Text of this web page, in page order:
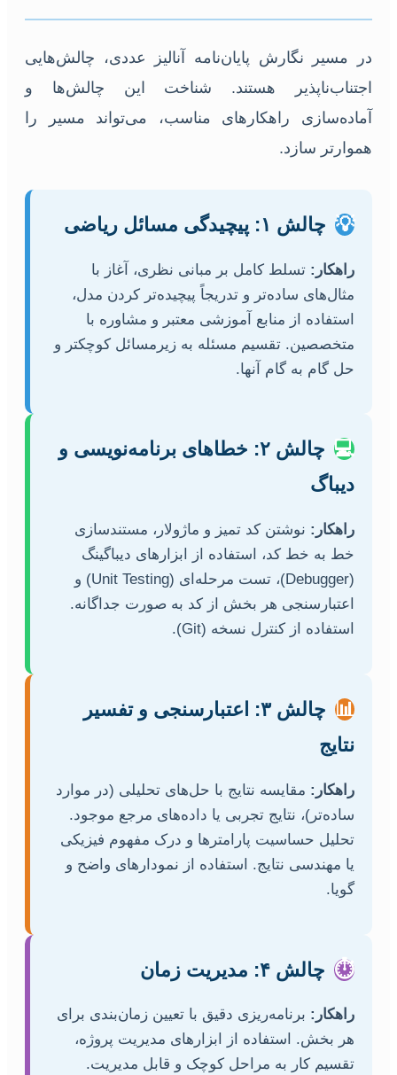
در مسیر نگارش پایان‌نامه آنالیز عددی، چالش‌هایی
اجتناب‌ناپذیر هستند. شناخت این چالش‌ها و
آماده‌سازی راهکارهای مناسب، می‌تواند مسیر را
هموارتر سازد.
💡 چالش ۱: پیچیدگی مسائل ریاضی
راهکار: تسلط کامل بر مبانی نظری، آغاز با
مثال‌های ساده‌تر و تدریجاً پیچیده‌تر کردن مدل،
استفاده از منابع آموزشی معتبر و مشاوره با
متخصصین. تقسیم مسئله به زیرمسائل کوچکتر و
حل گام به گام آنها.
💻
چالش ۲: خطاهای برنامه‌نویسی و
دیباگ
راهکار: نوشتن کد تمیز و ماژولار، مستندسازی
خط به خط کد، استفاده از ابزارهای دیباگینگ
(Debugger)، تست مرحله‌ای (Unit Testing) و
اعتبارسنجی هر بخش از کد به صورت جداگانه.
استفاده از کنترل نسخه (Git).
📊
چالش ۳: اعتبارسنجی و تفسیر
نتایج
راهکار: مقایسه نتایج با حل‌های تحلیلی (در موارد
ساده‌تر)، نتایج تجربی یا داده‌های مرجع موجود.
تحلیل حساسیت پارامترها و درک مفهوم فیزیکی
یا مهندسی نتایج. استفاده از نمودارهای واضح و
گویا.
⏱️ چالش ۴: مدیریت زمان
راهکار: برنامه‌ریزی دقیق با تعیین زمان‌بندی برای
هر بخش. استفاده از ابزارهای مدیریت پروژه،
تقسیم کار به مراحل کوچک و قابل مدیریت.